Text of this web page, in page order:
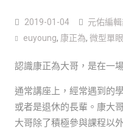
2019-01-04 元佑編輯
euyoung, 康正為, 微型單眼
認識康正為大哥，是在一
通常講座上，經常遇到的
或者是退休的長輩。康大
大哥除了積極參與課程以